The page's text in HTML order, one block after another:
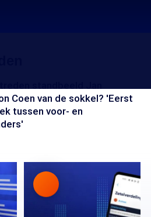
Coen van de sokkel? 'Eerst
tussen voor- en